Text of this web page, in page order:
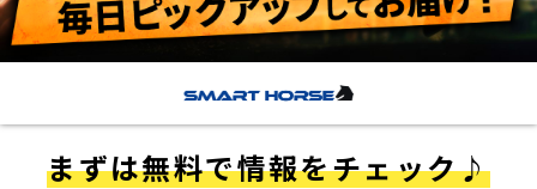
まずは無料で情報をチェック♪